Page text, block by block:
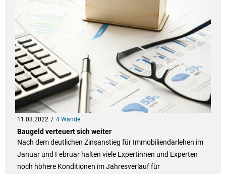
11.03.2022 4 Wände
Baugeld verteuert sich weiter
Nach dem deutlichen Zinsanstieg für Immobiliendarlehen im
Januar und Februar halten viele Expertinnen und Experten
noch höhere Konditionen im Jahresverlauf für